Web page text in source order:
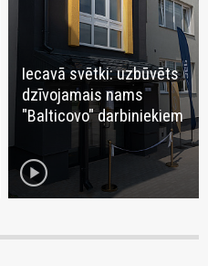
Iecavā svētki: uzbūvēts
dzīvojamais nams
"Balticovo" darbiniekiem
play_circle